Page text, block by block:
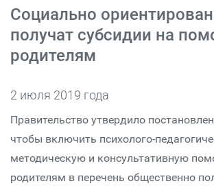
Социально
получат субсидии на
родителям
2 июля 2019 года
Правительство утвердило
чтобы включить психолого-
методическую и консультативную
родителям в перечень общественно